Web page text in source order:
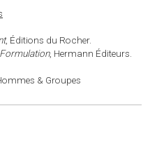
, Éditions du Rocher.
, Hermann Éditeurs.
& Groupes